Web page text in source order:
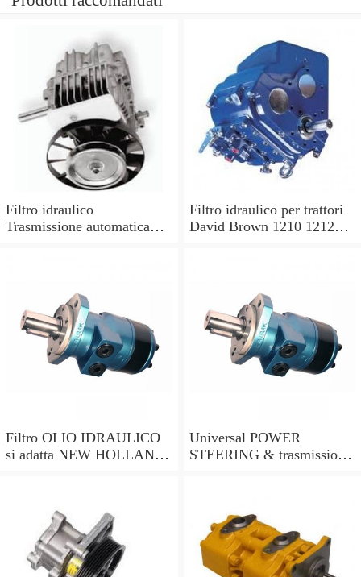
Filtro idraulico
Trasmissione automatica
Filtro idraulico per trattori
David Brown 1210 1212
Filtro OLIO IDRAULICO
si adatta NEW HOLLAND
Universal POWER
STEERING & trasmissione